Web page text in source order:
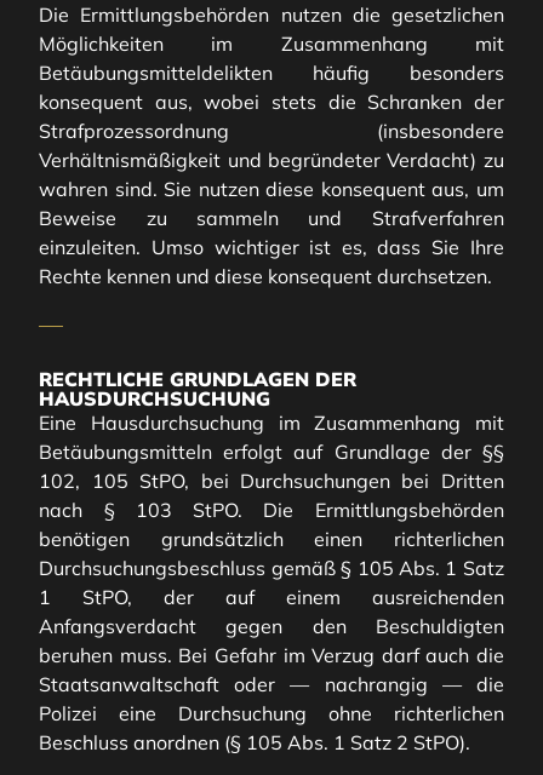
Die Ermittlungsbehörden nutzen die gesetzlichen
Möglichkeiten im Zusammenhang mit
Betäubungsmitteldelikten häufig besonders
konsequent aus, wobei stets die Schranken der
Strafprozessordnung (insbesondere
Verhältnismäßigkeit und begründeter Verdacht) zu
wahren sind. Sie nutzen diese konsequent aus, um
Beweise zu sammeln und Strafverfahren
einzuleiten. Umso wichtiger ist es, dass Sie Ihre
Rechte kennen und diese konsequent durchsetzen.
RECHTLICHE GRUNDLAGEN DER
HAUSDURCHSUCHUNG
Eine Hausdurchsuchung im Zusammenhang mit
Betäubungsmitteln erfolgt auf Grundlage der §§
102, 105 StPO, bei Durchsuchungen bei Dritten
nach § 103 StPO. Die Ermittlungsbehörden
benötigen grundsätzlich einen richterlichen
Durchsuchungsbeschluss gemäß § 105 Abs. 1 Satz
1 StPO, der auf einem ausreichenden
Anfangsverdacht gegen den Beschuldigten
beruhen muss. Bei Gefahr im Verzug darf auch die
Staatsanwaltschaft oder — nachrangig — die
Polizei eine Durchsuchung ohne richterlichen
Beschluss anordnen (§ 105 Abs. 1 Satz 2 StPO).